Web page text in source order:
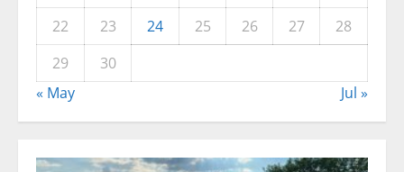
22
23 24 25 26 27
28
29
30
« May
Jul »